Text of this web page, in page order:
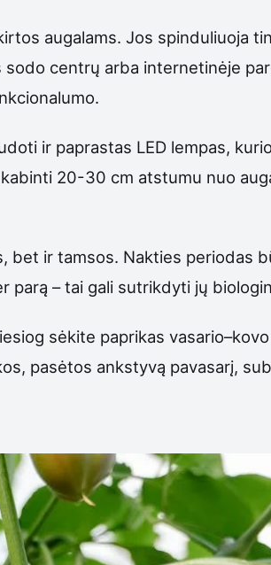
augalams. Jos spinduliuoja
centrų arba internetinėje
ir paprastas LED lempas,
20-30 cm atstumu nuo
bet ir tamsos. Nakties periodas
parą – tai gali sutrikdyti jų
sėkite paprikas
pasėtos ankstyvą pavasarį,